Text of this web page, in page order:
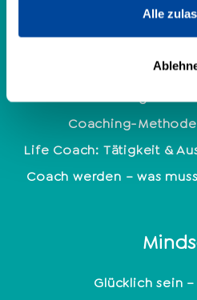
Alle
Coaching-
Life Coach: Tätigkeit &
Coach werden – was
Glücklich sein